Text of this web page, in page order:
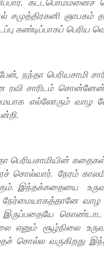
ஞாபகம்
கண்டிப்பாகப் பெரிய
நந்தா பெரியசாமி
சாரிடம் சொன்னேன்.
எல்லோரும் வாழ
பெரியசாமியின்
சொல்வார். நேரம்
இந்தக்கதையை
நேர்மையாகத்தானே
சூழ்நிலை
சொல்ல வருகிறது